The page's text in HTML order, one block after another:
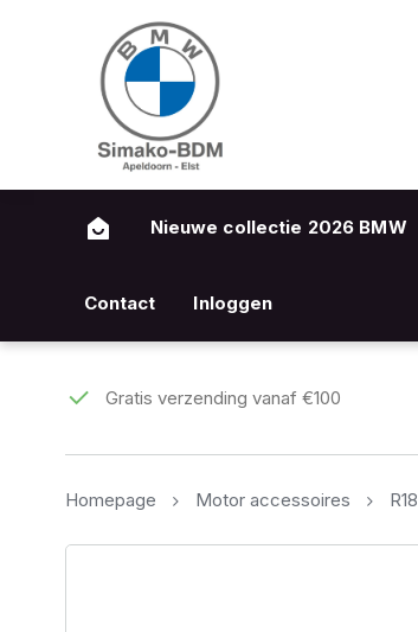
Nieuwe collectie 2026 BMW
Contact Inloggen
Gratis verzending vanaf €100
Homepage Motor accessoires R18